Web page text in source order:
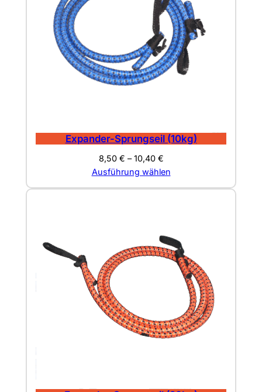
Expander-Sprungseil (10kg)
8,50 € –10,40 €
Ausführung wählen